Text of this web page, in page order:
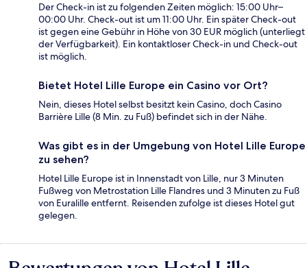
Der Check-in ist zu folgenden Zeiten möglich: 15:00 Uhr–
00:00 Uhr. Check-out ist um 11:00 Uhr. Ein später Check-out
ist gegen eine Gebühr in Höhe von 30 EUR möglich (unterliegt
der Verfügbarkeit). Ein kontaktloser Check-in und Check-out
ist möglich.
Bietet Hotel Lille Europe ein Casino vor Ort?
Nein, dieses Hotel selbst besitzt kein Casino, doch Casino
Barrière Lille (8 Min. zu Fuß) befindet sich in der Nähe.
Was gibt es in der Umgebung von Hotel Lille Europe
zu sehen?
Hotel Lille Europe ist in Innenstadt von Lille, nur 3 Minuten
Fußweg von Metrostation Lille Flandres und 3 Minuten zu Fuß
von Euralille entfernt. Reisenden zufolge ist dieses Hotel gut
gelegen.